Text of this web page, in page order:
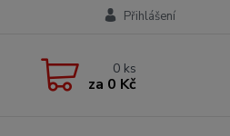
Přihlášení
0 ks
za 0 Kč